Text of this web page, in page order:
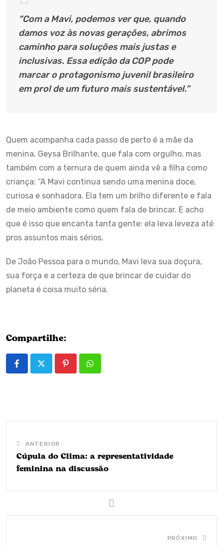
“Com a Mavi, podemos ver que, quando
damos voz às novas gerações, abrimos
caminho para soluções mais justas e
inclusivas. Essa edição da COP pode
marcar o protagonismo juvenil brasileiro
em prol de um futuro mais sustentável.”
Quem acompanha cada passo de perto é a mãe da
menina, Geysa Brilhante, que fala com orgulho, mas
também com a ternura de quem ainda vê a filha como
criança: “A Mavi continua sendo uma menina doce,
curiosa e sonhadora. Ela tem um brilho diferente e fala
de meio ambiente como quem fala de brincar. E acho
que é isso que encanta tanta gente: ela leva leveza até
pros assuntos mais sérios.
De João Pessoa para o mundo, Mavi leva sua doçura,
sua força e a certeza de que brincar de cuidar do
planeta é coisa muito séria.
Compartilhe:
PinterestWhatsapp
ANTERIOR
Cúpula do Clima: a representatividade
feminina na discussão
PRÓXIMO